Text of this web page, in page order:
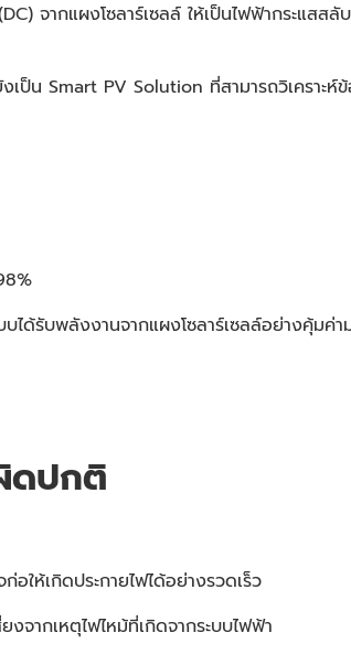
ากแผงโซลาร์เซลล์ ให้เป็นไฟฟ้ากระแสสลั
น Smart PV Solution ที่สามารถวิเคราะห์
ได้รับพลังงานจากแผงโซลาร์เซลล์อย่างคุ้มค่
ดปกติ
ให้เกิดประกายไฟได้อย่างรวดเร็ว
จากเหตุไฟไหม้ที่เกิดจากระบบไฟฟ้า